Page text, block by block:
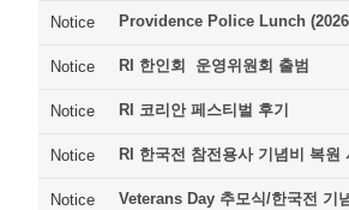
Notice Providence Police Lunch
Notice RI 한인회 운영위원회 출범
Notice RI 코리안 페스티벌 후기
Notice RI 한국전 참전용사 기념비 복원
Notice Veterans Day 추모식/한국전 기